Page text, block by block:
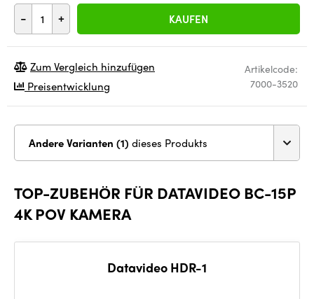
- + KAUFEN
Artikelcode:
7000-3520
Zum Vergleich hinzufügen
Preisentwicklung
Andere Varianten (1) dieses Produkts
TOP-ZUBEHÖR FÜR DATAVIDEO BC-15P
4K POV KAMERA
Datavideo HDR-1